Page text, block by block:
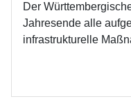
Der
Jahresende alle
infrastrukturelle